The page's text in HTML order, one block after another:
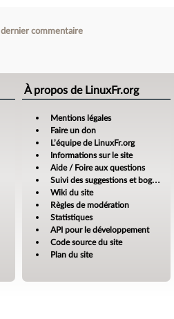
dernier commentaire
À propos de LinuxFr.org
Mentions légales
Faire un don
L’équipe de LinuxFr.org
Informations sur le site
Aide / Foire aux questions
Suivi des suggestions et bogues
Wiki du site
Règles de modération
Statistiques
API pour le développement
Code source du site
Plan du site